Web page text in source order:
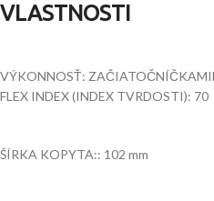
VLASTNOSTI
VÝKONNOSŤ: ZAČIATOČNÍČKA
FLEX INDEX (INDEX TVRDOSTI): 70
ŠÍRKA KOPYTA:: 102 mm